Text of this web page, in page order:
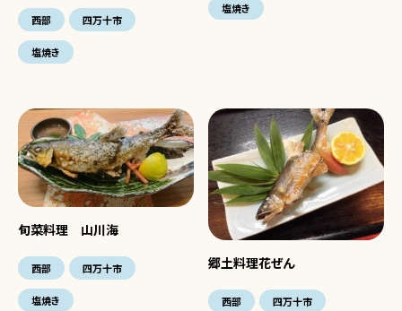
西部 四万十市
塩焼き
塩焼き
旬菜料理 山川海
西部 四万十市
塩焼き
郷土料理花ぜん
西部 四万十市